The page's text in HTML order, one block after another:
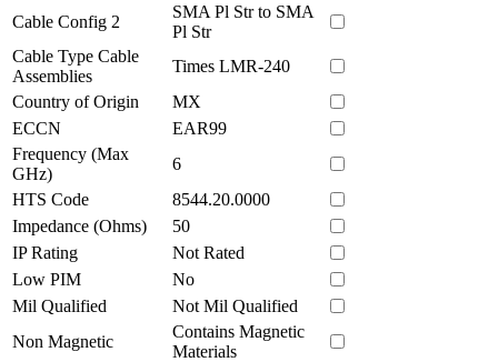
Cable Config 2
SMA Pl Str to SMA
Pl Str
Cable Type Cable
Assemblies
Times LMR-240
Country of Origin
MX
ECCN
EAR99
Frequency (Max
GHz)
6
HTS Code
8544.20.0000
Impedance (Ohms)
50
IP Rating
Not Rated
Low PIM
No
Mil Qualified
Not Mil Qualified
Non Magnetic
Contains Magnetic
Materials